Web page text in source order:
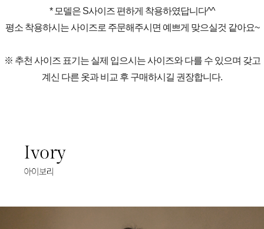
* 모델은 S사이즈 편하게 착용하였답니다^^
평소 착용하시는 사이즈로 주문해주시면 예쁘게 맞으실것 같아요~
※ 추천 사이즈 표기는 실제 입으시는 사이즈와 다를 수 있으며 갖고
계신 다른 옷과 비교 후 구매하시길 권장합니다.